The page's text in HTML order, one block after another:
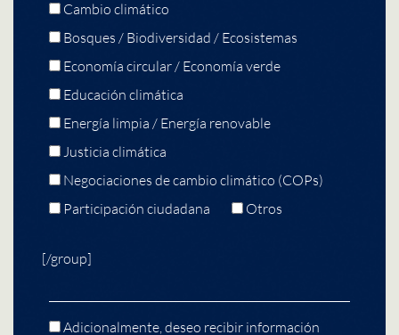
Cambio climático
Bosques / Biodiversidad / Ecosistemas
Economía circular / Economía verde
Educación climática
Energía limpia / Energía renovable
Justicia climática
Negociaciones de cambio climático (COPs)
Participación ciudadana
Otros
[/group]
Adicionalmente, deseo recibir información